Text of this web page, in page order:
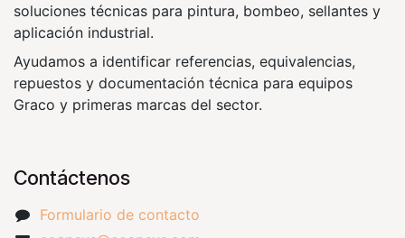
soluciones técnicas para pintura, bombeo, sellantes y
aplicación industrial.
Ayudamos a identificar referencias, equivalencias,
repuestos y documentación técnica para equipos
Graco y primeras marcas del sector.
Contáctenos
Formulario de contacto